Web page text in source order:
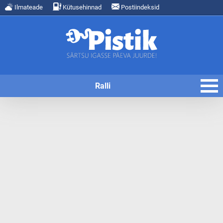
Ilmateade Kütusehinnad Postiindeksid
Ralli